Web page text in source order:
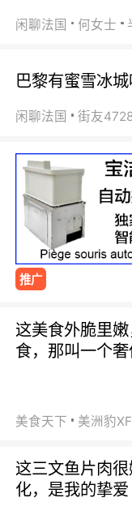
闲聊法国 何女士
巴黎有蜜雪冰
闲聊法国
推广
这美食外脆里
食，那叫一个奢
美食天下 美洲豹XF
这三文鱼片肉
化，是我的挚爱